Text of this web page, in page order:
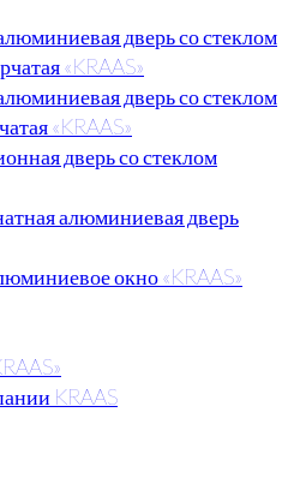
дверь со стеклом
«KRAAS»
дверь со стеклом
«KRAAS»
дверь со стеклом
алюминиевая дверь
окно «KRAAS»
KRAAS